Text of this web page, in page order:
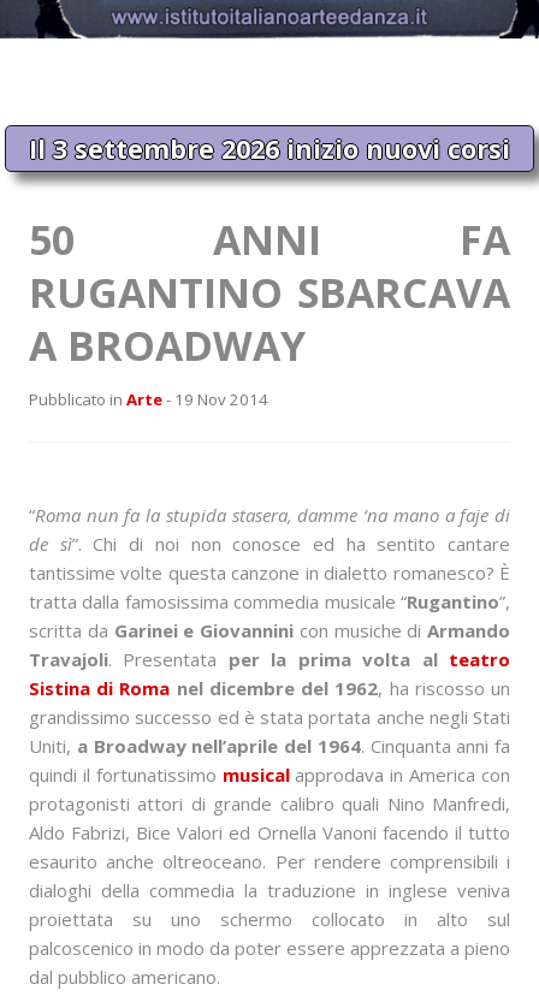
Il 3 settembre 2026 inizio nuovi corsi
50 ANNI FA
RUGANTINO SBARCAVA
A BROADWAY
Pubblicato in Arte- 19 Nov 2014
“Roma nun fa la stupida stasera, damme ‘na mano a faje di
de sì”. Chi di noi non conosce ed ha sentito cantare
tantissime volte questa canzone in dialetto romanesco? È
tratta dalla famosissima commedia musicale “Rugantino”,
scritta da Garinei e Giovannini con musiche di Armando
Travajoli. Presentata per la prima volta al teatro
Sistina di Roma nel dicembre del 1962, ha riscosso un
grandissimo successo ed è stata portata anche negli Stati
Uniti, a Broadway nell’aprile del 1964. Cinquanta anni fa
quindi il fortunatissimo musicalapprodava in America con
protagonisti attori di grande calibro quali Nino Manfredi,
Aldo Fabrizi, Bice Valori ed Ornella Vanoni facendo il tutto
esaurito anche oltreoceano. Per rendere comprensibili i
dialoghi della commedia la traduzione in inglese veniva
proiettata su uno schermo collocato in alto sul
palcoscenico in modo da poter essere apprezzata a pieno
dal pubblico americano.